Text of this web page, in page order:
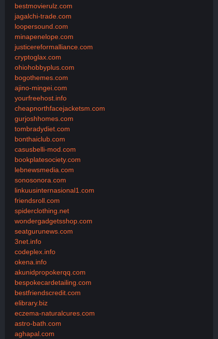
bestmovierulz.com
jagalchi-trade.com
loopersound.com
minapenelope.com
justicereformalliance.com
cryptoglax.com
ohiohobbyplus.com
bogothemes.com
ajino-mingei.com
yourfreehost.info
cheapnorthfacejacketsm.com
gurjoshhomes.com
tombradydiet.com
bonthaiclub.com
casusbelli-mod.com
bookplatesociety.com
lebnewsmedia.com
sonosonora.com
linkuusinternasional1.com
friendsroll.com
spiderclothing.net
wondergadgetsshop.com
seatgurunews.com
3net.info
codeplex.info
okena.info
akunidpropokerqq.com
bespokecardetailing.com
bestfriendscredit.com
elibrary.biz
eczema-naturalcures.com
astro-bath.com
aghapal.com